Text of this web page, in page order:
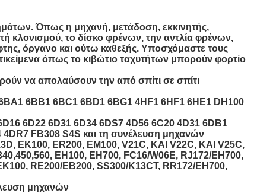
Όπως η μηχανή, μετάδοση, εκκινητής,
κλονισμού, το δίσκο φρένων, την αντλία φρένων,
όργανο και ούτω καθεξής. Υποσχόμαστε τους
όπως το κιβώτιο ταχυτήτων μπορούν φορτίο
να απολαύσουν την από σπίτι σε σπίτι
6BB1 6BC1 6BD1 6BG1 4HF1 6HF1 6HE1 DH100
6D22 6D31 6D34 6DS7 4D56 6C20 4D31 6DB1
FB308 S4S και τη συνέλευση μηχανών
EK100, ER200, EM100, V21C, ΚΑΙ V22C, ΚΑΙ V25C,
EH100, EH700, FC16/W06E, RJ172/EH700,
RE200/EB200, SS300/K13CT, RR172/EH700,
μηχανών